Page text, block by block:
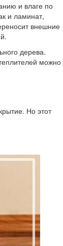
и влаге по
и ламинат,
внешние
дерева.
можно
Но этот